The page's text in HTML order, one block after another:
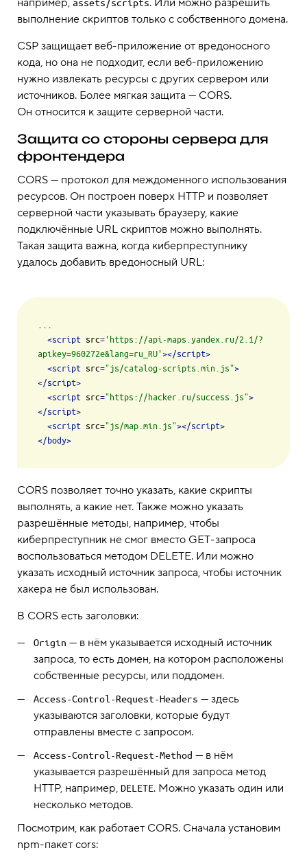
assets/scripts
выполнение скриптов только с собственного домена.
CSP защищает веб-приложение от вредоносного
кода, но она не подходит, если веб-приложению
нужно извлекать ресурсы с других сервером или
источников. Более мягкая защита — CORS.
Он относится к защите серверной части.
Защита со стороны сервера для
фронтендера
CORS — протокол для междоменного использования
ресурсов. Он построен поверх HTTP и позволяет
серверной части указывать браузеру, какие
подключённые URL скриптов можно выполнять.
Такая защита важна, когда киберпреступнику
удалось добавить вредоносный URL:
<script src='https://api-maps.yandex.ru/2.1/?
apikey=960272e&lang=ru_RU'></script>
<script src="js/catalog-scripts.min.js">
</script>
<script src="https://hacker.ru/success.js">
</script>
<script src="js/map.min.js"></script>
</body>
CORS позволяет точно указать, какие скрипты
выполнять, а какие нет. Также можно указать
разрешённые методы, например, чтобы
киберпреступник не смог вместо GET-запроса
воспользоваться методом DELETE. Или можно
указать исходный источник запроса, чтобы источник
хакера не был использован.
В CORS есть заголовки:
Origin — в нём указывается исходный источник
запроса, то есть домен, на котором расположены
собственные ресурсы, или поддомен.
Access-Control-Request-Headers — здесь
указываются заголовки, которые будут
отправлены вместе с запросом.
Access-Control-Request-Method — в нём
указывается разрешённый для запроса метод
HTTP, например, DELETE. Можно указать один или
несколько методов.
Посмотрим, как работает CORS. Сначала установим
npm-пакет cors: